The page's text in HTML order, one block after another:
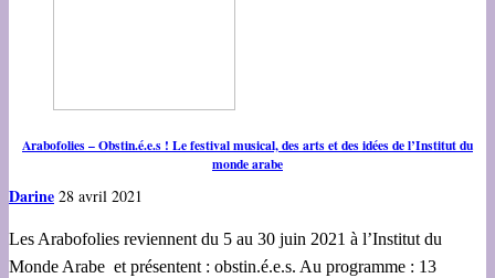
Arabofolies – Obstin.é.e.s ! Le festival musical, des arts et des idées de l’Institut du
monde arabe
Darine 28 avril 2021
Les Arabofolies reviennent du 5 au 30 juin 2021 à l’Institut du
Monde Arabe et présentent : obstin.é.e.s. Au programme : 13